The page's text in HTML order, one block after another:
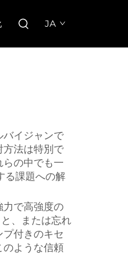
JA
バイジャンで
方法は特別で
の中でも一
る課題への解
力で高強度の
、または忘れ
付きのキセ
のような信頼